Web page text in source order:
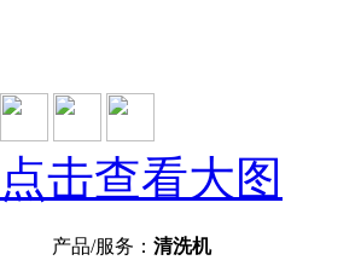
点击查看大图
产品/服务： 清洗机